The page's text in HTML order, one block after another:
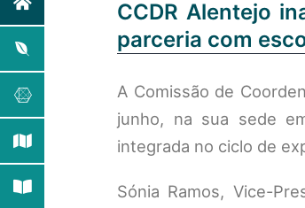
CCDR Alentejo
parceria com
A Comissão de
junho, na sua sede
integrada no ciclo de
Sónia Ramos, Vice-